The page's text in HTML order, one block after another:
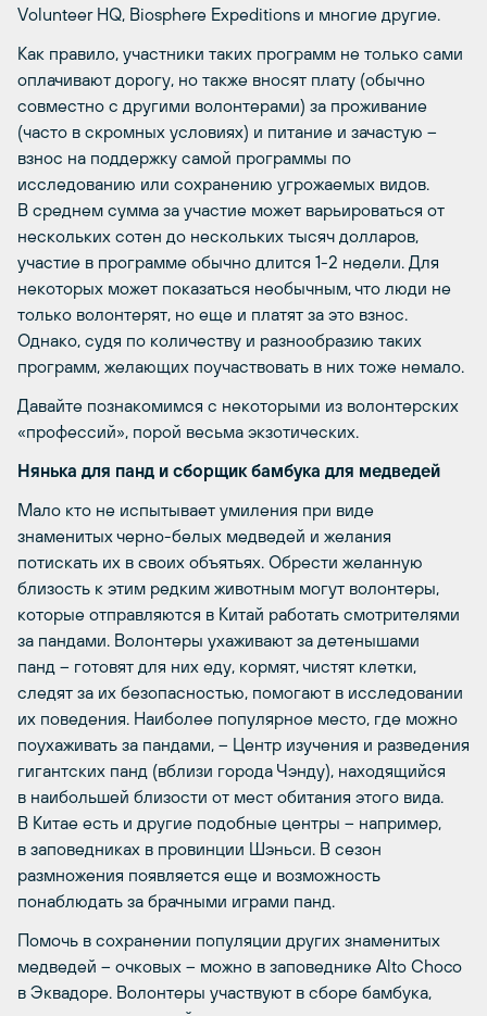
Volunteer HQ, Biosphere Expeditions и многие другие.
Как правило, участники таких программ не только сами
оплачивают дорогу, но также вносят плату (обычно
совместно с другими волонтерами) за проживание
(часто в скромных условиях) и питание и зачастую –
взнос на поддержку самой программы по
исследованию или сохранению угрожаемых видов.
В среднем сумма за участие может варьироваться от
нескольких сотен до нескольких тысяч долларов,
участие в программе обычно длится 1-2 недели. Для
некоторых может показаться необычным, что люди не
только волонтерят, но еще и платят за это взнос.
Однако, судя по количеству и разнообразию таких
программ, желающих поучаствовать в них тоже немало.
Давайте познакомимся с некоторыми из волонтерских
«профессий», порой весьма экзотических.
Нянька для панд и сборщик бамбука для медведей
Мало кто не испытывает умиления при виде
знаменитых черно-белых медведей и желания
потискать их в своих объятьях. Обрести желанную
близость к этим редким животным могут волонтеры,
которые отправляются в Китай работать смотрителями
за пандами. Волонтеры ухаживают за детенышами
панд – готовят для них еду, кормят, чистят клетки,
следят за их безопасностью, помогают в исследовании
их поведения. Наиболее популярное место, где можно
поухаживать за пандами, – Центр изучения и разведения
гигантских панд (вблизи города Чэнду), находящийся
в наибольшей близости от мест обитания этого вида.
В Китае есть и другие подобные центры – например,
в заповедниках в провинции Шэньси. В сезон
размножения появляется еще и возможность
понаблюдать за брачными играми панд.
Помочь в сохранении популяции других знаменитых
медведей – очковых – можно в заповеднике Alto Choco
в Эквадоре. Волонтеры участвуют в сборе бамбука,